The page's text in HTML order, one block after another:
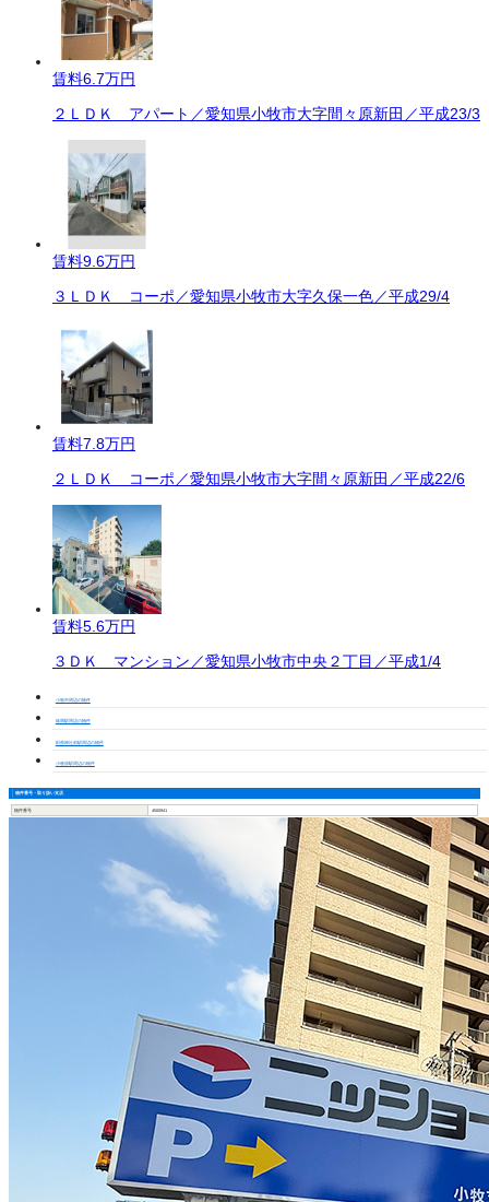
賃料6.7万円
２ＬＤＫ アパート／愛知県小牧市大字間々原新田／平成23/3
賃料9.6万円
３ＬＤＫ コーポ／愛知県小牧市大字久保一色／平成29/4
賃料7.8万円
２ＬＤＫ コーポ／愛知県小牧市大字間々原新田／平成22/6
賃料5.6万円
３ＤＫ マンション／愛知県小牧市中央２丁目／平成1/4
小牧市周辺の物件
味岡駅周辺の物件
田県神社前駅周辺の物件
小牧原駅周辺の物件
物件番号・取り扱い支店
物件番号 4500941